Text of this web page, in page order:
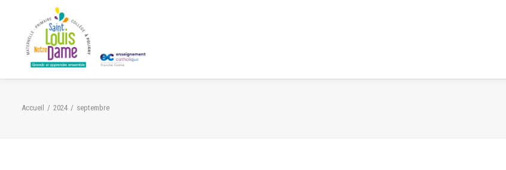
Accueil 2024 septembre
Panneau de gestion des cookies